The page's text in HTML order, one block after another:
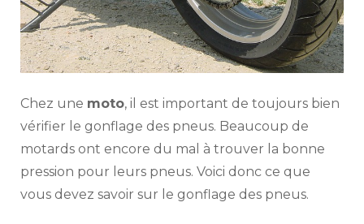
Chez une moto, il est important de toujours bien
vérifier le gonflage des pneus. Beaucoup de
motards ont encore du mal à trouver la bonne
pression pour leurs pneus. Voici donc ce que
vous devez savoir sur le gonflage des pneus.